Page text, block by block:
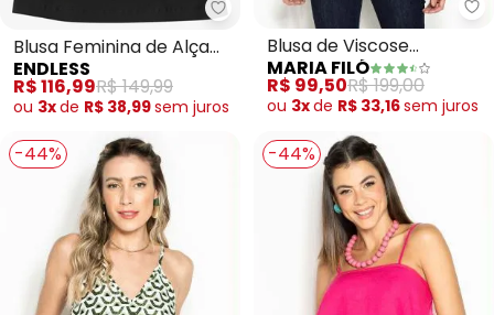
Endless - Blusa Feminina de
Blusa Feminina de Alça
com Rebites Ribana
(Preto)
ENDLESS
R$ 116,99R$ 149,99
ou 3xde R$ 38,99sem juros
Blusa de Viscose
Estampada Guadalupe
Fresh (Verde)
MARIA FILÓ
R$ 99,50R$ 199,00
ou 3xde R$ 33,16sem juros
-44% -44%